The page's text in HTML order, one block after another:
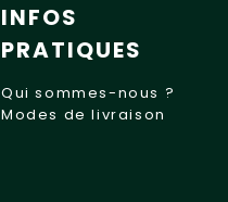
INFOS
PRATIQUES
Qui sommes-nous ?
Modes de livraison